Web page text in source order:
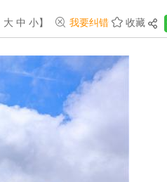
大 中 小】 我要纠错 收藏